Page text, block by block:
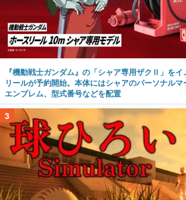
『機動戦士ガンダム』の「シャア専用ザクⅡ」を
リールが予約開始。本体にはシャアのパーソナル
エンブレム、型式番号などを配置
3